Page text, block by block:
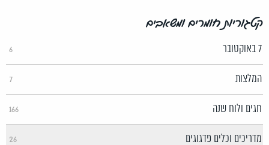
קטגוריות חומרים ומשאבים
7 באוקטובר 6
המלצות 7
חגים ולוח שנה 166
מדריכים וכלים פדגוגים 26